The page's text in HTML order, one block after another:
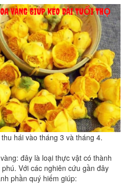
hái vào tháng 3 và tháng 4.
đây là loại thực vật có thành
Với các nghiên cứu gần đây
phần quý hiếm giúp: